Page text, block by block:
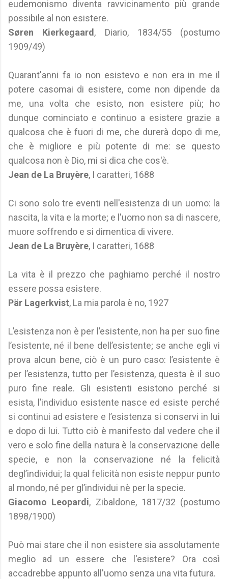
eudemonismo diventa ravvicinamento più grande
possibile al non esistere.
Søren Kierkegaard , Diario, 1834/55 (postumo
1909/49)
Quarant'anni fa io non esistevo e non era in me il
potere casomai di esistere, come non dipende da
me, una volta che esisto, non esistere più; ho
dunque cominciato e continuo a esistere grazie a
qualcosa che è fuori di me, che durerà dopo di me,
che è migliore e più potente di me: se questo
qualcosa non è Dio, mi si dica che cos'è.
Jean de La Bruyère, I caratteri, 1688
Ci sono solo tre eventi nell'esistenza di un uomo: la
nascita, la vita e la morte; e l'uomo non sa di nascere,
muore soffrendo e si dimentica di vivere.
Jean de La Bruyère, I caratteri, 1688
La vita è il prezzo che paghiamo perché il nostro
essere possa esistere.
Pär Lagerkvist, La mia parola è no, 1927
L’esistenza non è per l’esistente, non ha per suo fine
l’esistente, né il bene dell’esistente; se anche egli vi
prova alcun bene, ciò è un puro caso: l’esistente è
per l’esistenza, tutto per l’esistenza, questa è il suo
puro fine reale. Gli esistenti esistono perché si
esista, l’individuo esistente nasce ed esiste perché
si continui ad esistere e l’esistenza si conservi in lui
e dopo di lui. Tutto ciò è manifesto dal vedere che il
vero e solo fine della natura è la conservazione delle
specie, e non la conservazione né la felicità
degl’individui; la qual felicità non esiste neppur punto
al mondo, né per gl’individui nè per la specie.
Giacomo Leopardi, Zibaldone, 1817/32 (postumo
1898/1900)
Può mai stare che il non esistere sia assolutamente
meglio ad un essere che l'esistere? Ora così
accadrebbe appunto all'uomo senza una vita futura.